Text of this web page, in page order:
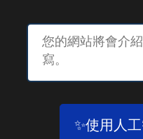
✨使用人